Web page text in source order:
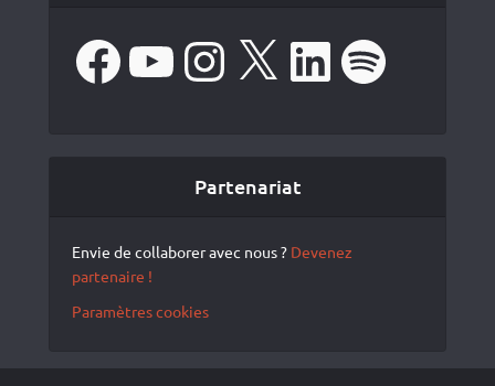
FacebookYouTube Instagram LinkedIn Spotify
Partenariat
Envie de collaborer avec nous ? Devenez
partenaire !
Paramètres cookies